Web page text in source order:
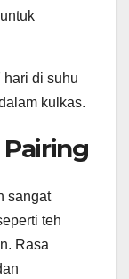
hari di suhu
kulkas.
sangat
teh
Rasa